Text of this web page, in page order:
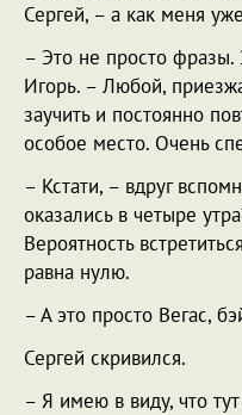
Сергей, – а как меня
– Это не просто фразы.
Игорь. – Любой,
заучить и постоянно
особое место. Очень
– Кстати, – вдруг
оказались в четыре
Вероятность
равна нулю.
– А это просто Вегас,
Сергей скривился.
– Я имею в виду, что